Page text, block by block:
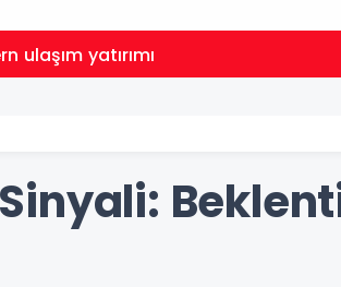
ulaşım yatırımı